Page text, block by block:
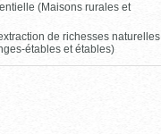
(Maisons rurales et
de richesses naturelles
étables et étables)